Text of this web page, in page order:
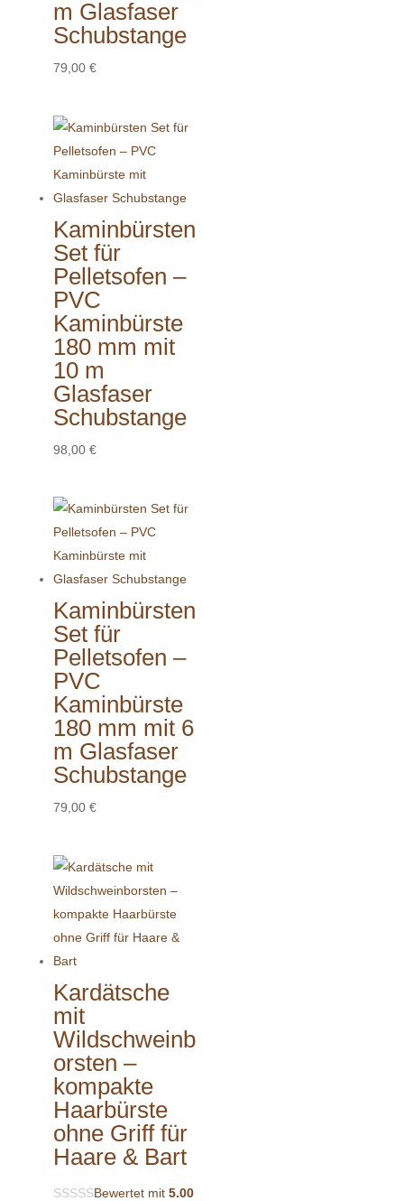
m Glasfaser
Schubstange
79,00 €
Kaminbürsten
Set für
Pelletsofen –
PVC
Kaminbürste
180 mm mit
10 m
Glasfaser
Schubstange
98,00 €
Kaminbürsten
Set für
Pelletsofen –
PVC
Kaminbürste
180 mm mit 6
m Glasfaser
Schubstange
79,00 €
Kardätsche
mit
Wildschweinb
orsten –
kompakte
Haarbürste
ohne Griff für
Haare & Bart
Bewertet mit 5.00